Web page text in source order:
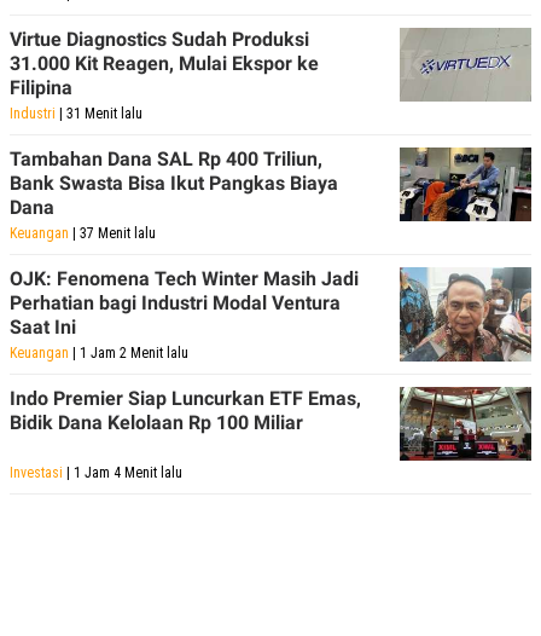
Virtue Diagnostics Sudah Produksi
31.000 Kit Reagen, Mulai Ekspor ke
Filipina
Industri | 31 Menit lalu
Tambahan Dana SAL Rp 400 Triliun,
Bank Swasta Bisa Ikut Pangkas Biaya
Dana
Keuangan | 37 Menit lalu
OJK: Fenomena Tech Winter Masih Jadi
Perhatian bagi Industri Modal Ventura
Saat Ini
Keuangan | 1 Jam 2 Menit lalu
Indo Premier Siap Luncurkan ETF Emas,
Bidik Dana Kelolaan Rp 100 Miliar
Investasi | 1 Jam 4 Menit lalu